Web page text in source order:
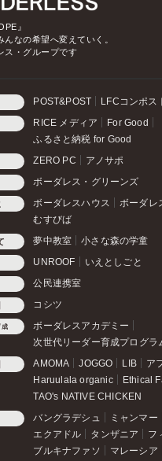
』
んなの希望へ変えていく。
ス・グループです
POST&POST LFCコンポス
RICE メディア
For Good
ふるさと納税 for Good
ZERO PC アノサポ
ボーダレス・グリーンズ
ボーダレスハウス
ボーダレ
むすびば
夢中教室 小さな森の学童
UNROOF いえとしごと
公民連携室
コシツ
成
ボーダレスアカデミー
次世代リーダー育成プログラ
AMOMA JOGGO LIB
ア
Haruulala organic
Ethical
TAO's NATIVE CHICKEN
バングラデシュ ミャンマー
エクアドル
タンザニア
フ
ブルキナファソ
マレーシア